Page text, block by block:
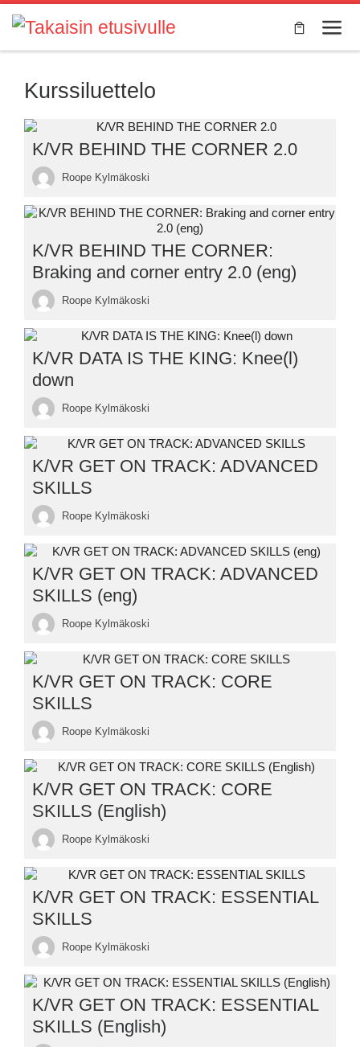
Skip to content
Kurssiluettelo
K/VR BEHIND THE CORNER 2.0
Roope Kylmäkoski
K/VR BEHIND THE CORNER:
Braking and corner entry 2.0 (eng)
Roope Kylmäkoski
K/VR DATA IS THE KING: Knee(l)
down
Roope Kylmäkoski
K/VR GET ON TRACK: ADVANCED
SKILLS
Roope Kylmäkoski
K/VR GET ON TRACK: ADVANCED
SKILLS (eng)
Roope Kylmäkoski
K/VR GET ON TRACK: CORE
SKILLS
Roope Kylmäkoski
K/VR GET ON TRACK: CORE
SKILLS (English)
Roope Kylmäkoski
K/VR GET ON TRACK: ESSENTIAL
SKILLS
Roope Kylmäkoski
K/VR GET ON TRACK: ESSENTIAL
SKILLS (English)